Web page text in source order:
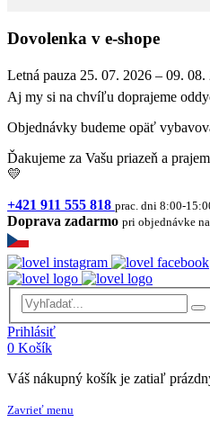
Dovolenka v e-shope
Letná pauza 25. 07. 2026 – 09.
Aj my si na chvíľu doprajeme
Objednávky budeme opäť
Ďakujeme za Vašu priazeň a
💛
+421 911 555 818 prac. dni 8:00-
Doprava zadarmo pri objednávke
Prihlásiť
0 Košík
Váš nákupný košík je zatiaľ
Zavrieť menu